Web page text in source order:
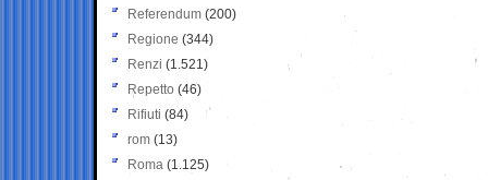
Referendum (200)
Regione (344)
Renzi (1.521)
Repetto (46)
Rifiuti (84)
rom (13)
Roma (1.125)